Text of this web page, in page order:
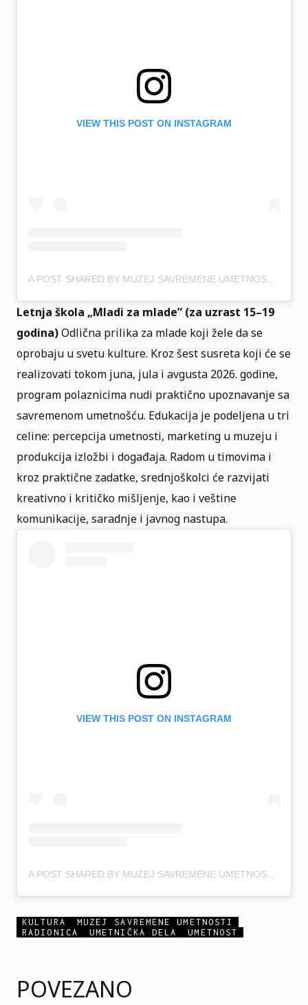
POVEZANO
VIEW THIS POST ON INSTAGRAM
A POST SHARED BY MUZEJ SAVREMENE UMETNOSTI BGD (@MSUB_MOCAB)
Letnja škola „Mladi za mlade” (za uzrast 15–19
godina)Odlična prilika za mlade koji žele da se
oprobaju u svetu kulture. Kroz šest susreta koji će se
realizovati tokom juna, jula i avgusta 2026. godine,
program polaznicima nudi praktično upoznavanje sa
savremenom umetnošću. Edukacija je podeljena u tri
celine: percepcija umetnosti, marketing u muzeju i
produkcija izložbi i događaja. Radom u timovima i
kroz praktične zadatke, srednjoškolci će razvijati
kreativno i kritičko mišljenje, kao i veštine
komunikacije, saradnje i javnog nastupa.
VIEW THIS POST ON INSTAGRAM
A POST SHARED BY MUZEJ SAVREMENE UMETNOSTI BGD (@MSUB_MOCAB)
KULTURA
MUZEJ SAVREMENE UMETNOSTI
RADIONICA
UMETNIČKA DELA UMETNOST